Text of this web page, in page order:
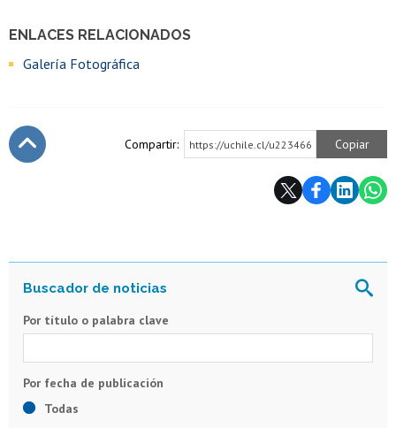
ENLACES RELACIONADOS
Galería Fotográfica
Compartir: https://uchile.cl/u223466 Copiar
Por título o palabra clave
Todas